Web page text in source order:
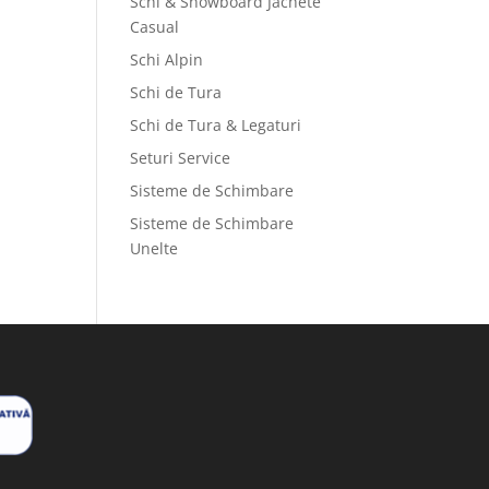
Casual
Schi Alpin
Schi de Tura
Schi de Tura & Legaturi
Seturi Service
Sisteme de Schimbare
Sisteme de Schimbare
Unelte